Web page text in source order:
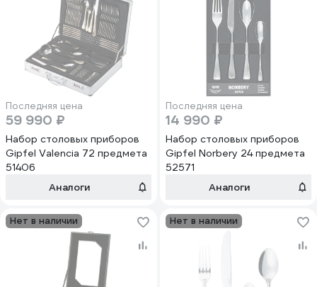
Последняя цена
59 990 ₽
Набор столовых приборов
Gipfel Valencia 72 предмета
51406
Аналоги
Последняя цена
14 990 ₽
Набор столовых приборов
Gipfel Norbery 24 предмета
52571
Аналоги
Нет в наличии Нет в наличии